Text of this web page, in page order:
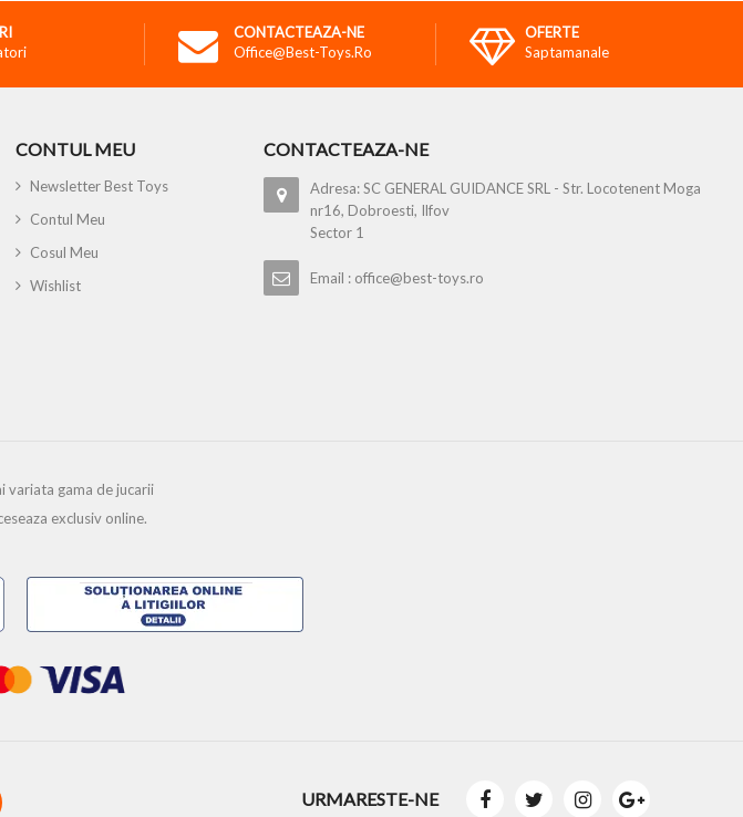
CONTACTEAZA-NE
Office@best-Toys.ro
OFERTE
Saptamanale
CONTUL MEU
Newsletter Best Toys
Contul Meu
Cosul Meu
Wishlist
CONTACTEAZA-NE
Adresa: SC GENERAL GUIDANCE SRL - Str. Locotenent Moga
nr16, Dobroesti, Ilfov
Sector 1
Email : office@best-toys.ro
variata gama de jucarii
exclusiv online.
URMARESTE-NE